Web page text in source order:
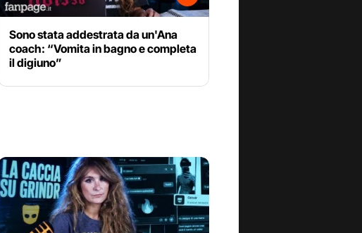
Sono stata addestrata da un'Ana
coach: “Vomita in bagno e completa
il digiuno”